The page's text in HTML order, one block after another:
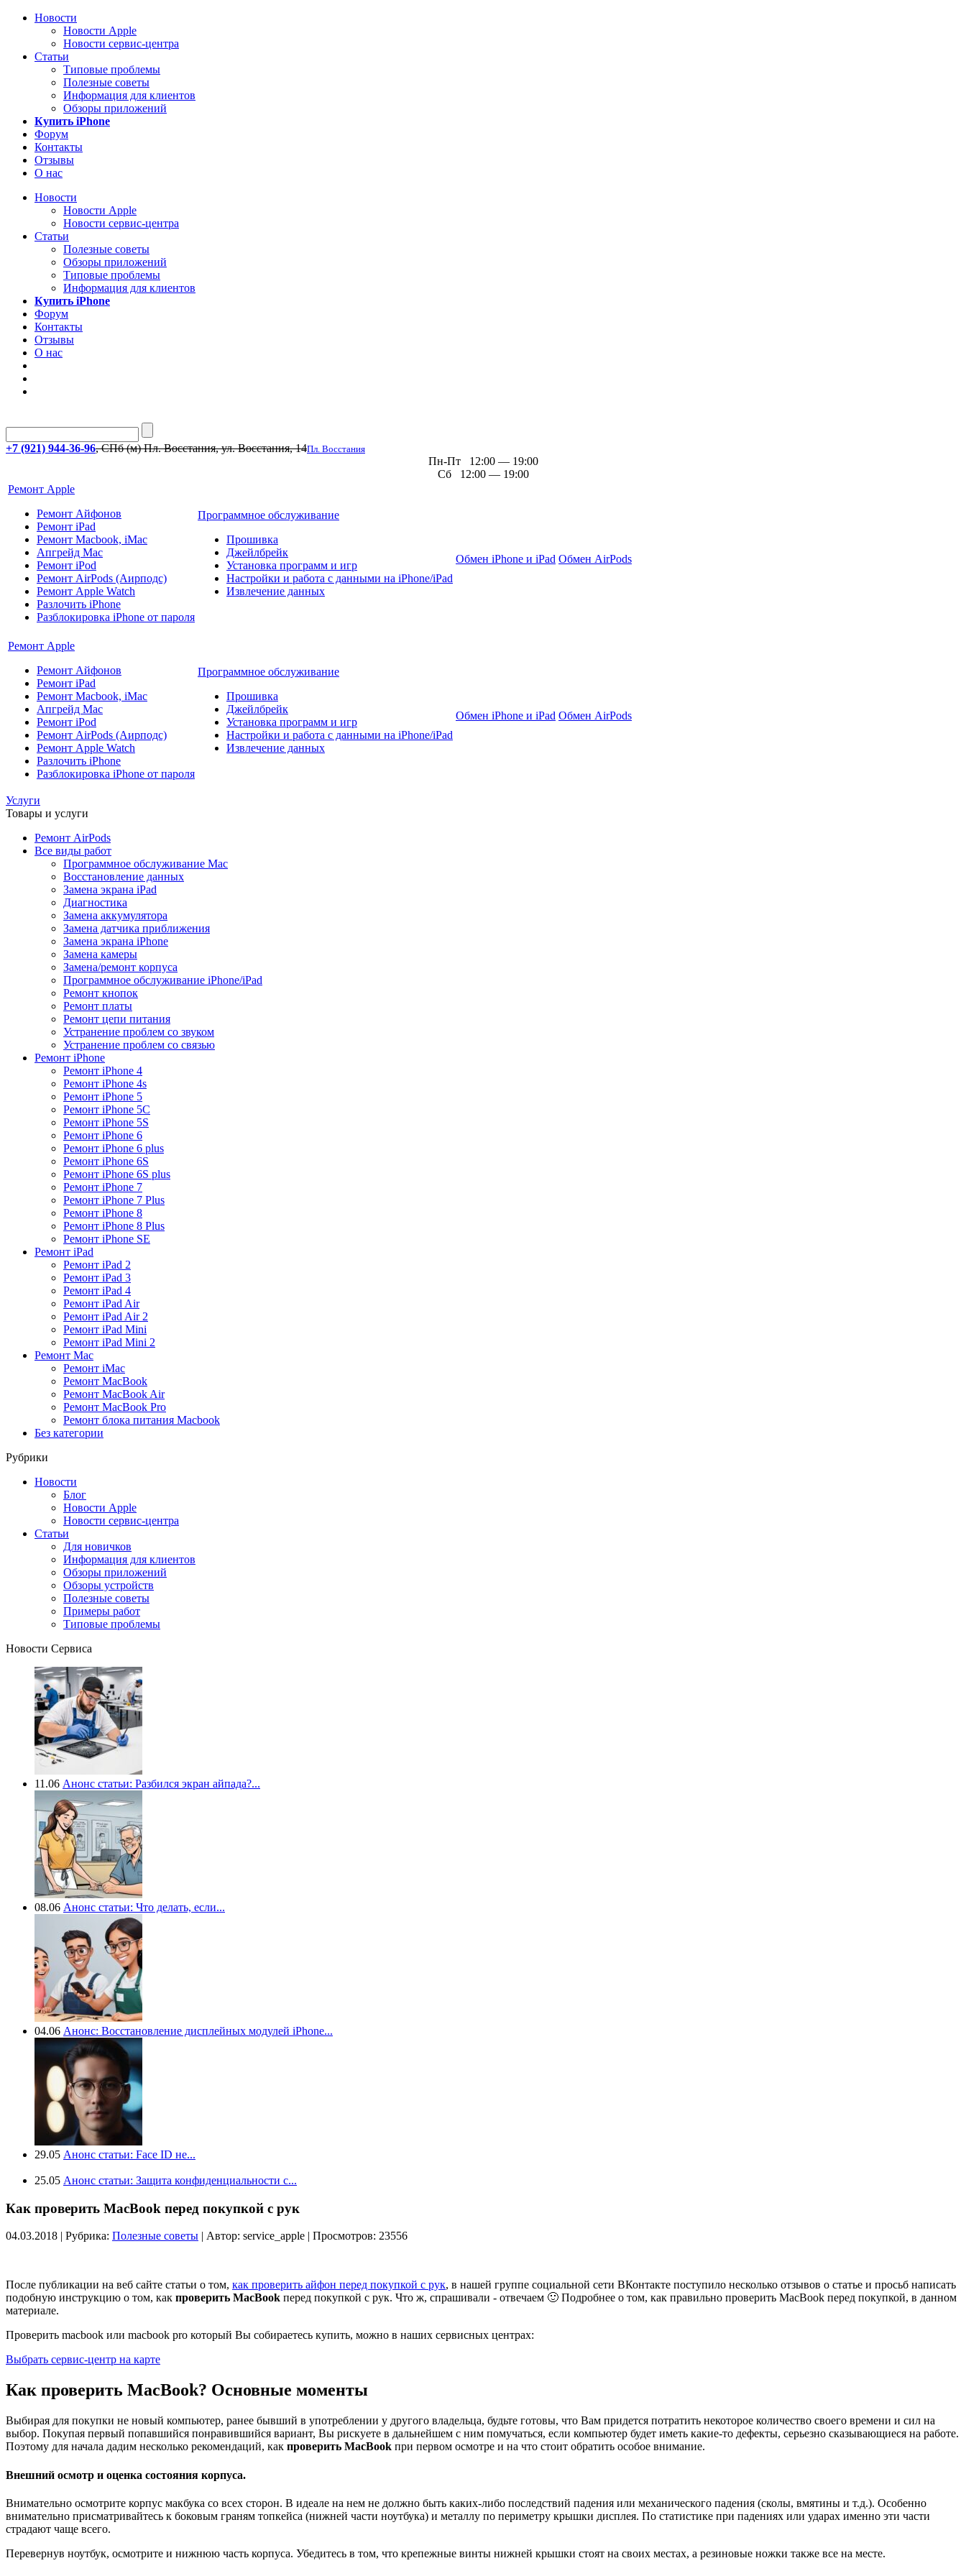
Новости
Новости Apple
Новости сервис-центра
Статьи
Типовые проблемы
Полезные советы
Информация для клиентов
Обзоры приложений
Купить iPhone
Форум
Контакты
Отзывы
О нас
Новости
Новости Apple
Новости сервис-центра
Статьи
Полезные советы
Обзоры приложений
Типовые проблемы
Информация для клиентов
Купить iPhone
Форум
Контакты
Отзывы
О нас
+7 (921) 944-36-96, СПб (м) Пл. Восстания, ул. Восстания, 14Пл. Восстания
Пн-Пт 12:00 — 19:00
Сб 12:00 — 19:00
Ремонт Apple
Ремонт Айфонов
Ремонт iPad
Ремонт Macbook, iMac
Апгрейд Mac
Ремонт iPod
Ремонт AirPods (Аирподс)
Ремонт Apple Watch
Разлочить iPhone
Разблокировка iPhone от пароля
Программное обслуживание
Прошивка
Джейлбрейк
Установка программ и игр
Настройки и работа с данными на iPhone/iPad
Извлечение данных
Обмен iPhone и iPad Обмен AirPods
Ремонт Apple
Ремонт Айфонов
Ремонт iPad
Ремонт Macbook, iMac
Апгрейд Mac
Ремонт iPod
Ремонт AirPods (Аирподс)
Ремонт Apple Watch
Разлочить iPhone
Разблокировка iPhone от пароля
Программное обслуживание
Прошивка
Джейлбрейк
Установка программ и игр
Настройки и работа с данными на iPhone/iPad
Извлечение данных
Обмен iPhone и iPad Обмен AirPods
Услуги
Товары и услуги
Ремонт AirPods
Все виды работ
Программное обслуживание Mac
Восстановление данных
Замена экрана iPad
Диагностика
Замена аккумулятора
Замена датчика приближения
Замена экрана iPhone
Замена камеры
Замена/ремонт корпуса
Программное обслуживание iPhone/iPad
Ремонт кнопок
Ремонт платы
Ремонт цепи питания
Устранение проблем со звуком
Устранение проблем со связью
Ремонт iPhone
Ремонт iPhone 4
Ремонт iPhone 4s
Ремонт iPhone 5
Ремонт iPhone 5C
Ремонт iPhone 5S
Ремонт iPhone 6
Ремонт iPhone 6 plus
Ремонт iPhone 6S
Ремонт iPhone 6S plus
Ремонт iPhone 7
Ремонт iPhone 7 Plus
Ремонт iPhone 8
Ремонт iPhone 8 Plus
Ремонт iPhone SE
Ремонт iPad
Ремонт iPad 2
Ремонт iPad 3
Ремонт iPad 4
Ремонт iPad Air
Ремонт iPad Air 2
Ремонт iPad Mini
Ремонт iPad Mini 2
Ремонт Mac
Ремонт iMac
Ремонт MacBook
Ремонт MacBook Air
Ремонт MacBook Pro
Ремонт блока питания Macbook
Без категории
Рубрики
Новости
Блог
Новости Apple
Новости сервис-центра
Статьи
Для новичков
Информация для клиентов
Обзоры приложений
Обзоры устройств
Полезные советы
Примеры работ
Типовые проблемы
Новости Сервиса
11.06 Анонс статьи: Разбился экран айпада?...
08.06 Анонс статьи: Что делать, если...
04.06 Анонс: Восстановление дисплейных модулей iPhone...
29.05 Анонс статьи: Face ID не...
25.05 Анонс статьи: Защита конфиденциальности с...
Как проверить MacBook перед покупкой с рук
04.03.2018 | Рубрика: Полезные советы | Автор: service_apple | Просмотров: 23556
После публикации на веб сайте статьи о том, как проверить айфон перед покупкой с рук, в нашей группе социальной сети ВКонтакте поступило несколько отзывов о статье и просьб написать
подобную инструкцию о том, как проверить MacBook перед покупкой с рук. Что ж, спрашивали - отвечаем 🙂 Подробнее о том, как правильно проверить MacBook перед покупкой, в данном
материале.
Проверить macbook или macbook pro который Вы собираетесь купить, можно в наших сервисных центрах:
Выбрать сервис-центр на карте
Как проверить MacBook? Основные моменты
Выбирая для покупки не новый компьютер, ранее бывший в употреблении у другого владельца, будьте готовы, что Вам придется потратить некоторое количество своего времени и сил на
выбор. Покупая первый попавшийся понравившийся вариант, Вы рискуете в дальнейшем с ним помучаться, если компьютер будет иметь какие-то дефекты, серьезно сказывающиеся на работе.
Поэтому для начала дадим несколько рекомендаций, как проверить MacBook при первом осмотре и на что стоит обратить особое внимание.
Внешний осмотр и оценка состояния корпуса.
Внимательно осмотрите корпус макбука со всех сторон. В идеале на нем не должно быть каких-либо последствий падения или механического падения (сколы, вмятины и т.д.). Особенно
внимательно присматривайтесь к боковым граням топкейса (нижней части ноутбука) и металлу по периметру крышки дисплея. По статистике при падениях или ударах именно эти части
страдают чаще всего.
Перевернув ноутбук, осмотрите и нижнюю часть корпуса. Убедитесь в том, что крепежные винты нижней крышки стоят на своих местах, а резиновые ножки также все на месте.